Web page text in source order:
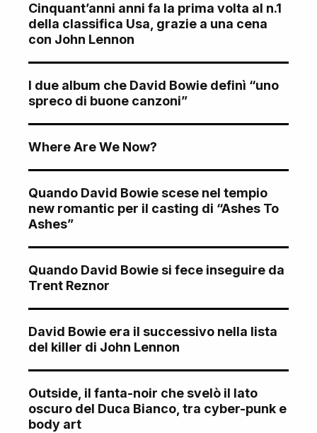
Cinquant’anni anni fa la prima volta al n.1
della classifica Usa, grazie a una cena
con John Lennon
I due album che David Bowie definì “uno
spreco di buone canzoni”
Where Are We Now?
Quando David Bowie scese nel tempio
new romantic per il casting di “Ashes To
Ashes”
Quando David Bowie si fece inseguire da
Trent Reznor
David Bowie era il successivo nella lista
del killer di John Lennon
Outside, il fanta-noir che svelò il lato
oscuro del Duca Bianco, tra cyber-punk e
body art